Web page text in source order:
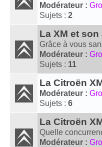
Modérateur :
Sujets : 2
La XM et
Grâce à vous
Modérateur :
Sujets : 11
La Citroën
Modérateur :
Sujets : 6
La Citroën
Quelle
Modérateur :